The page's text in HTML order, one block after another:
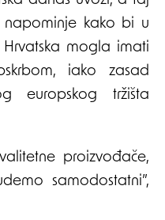
napominje kako bi u
Hrvatska mogla imati
iako zasad
europskog tržišta
proizvođače,
samodostatni”,